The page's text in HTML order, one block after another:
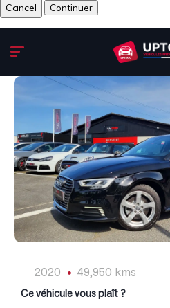
Cancel
2020 49,950 kms
Ce véhicule vous plaît ?